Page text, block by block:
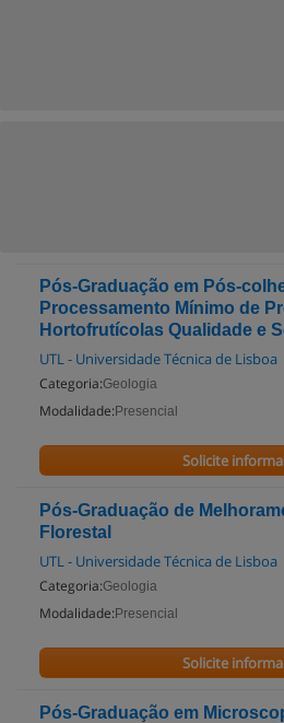
Pós-Graduação em Pós-
Processamento Mínimo de
Hortofrutícolas Qualidade e
UTL - Universidade Técnica de Lisboa
Categoria:Geologia
Modalidade: Presencial
Solicite
Pós-Graduação de
Florestal
UTL - Universidade Técnica de Lisboa
Categoria:Geologia
Modalidade: Presencial
Solicite
Pós-Graduação em